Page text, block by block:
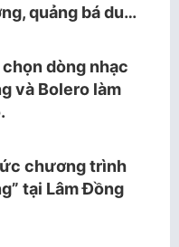
quảng bá du…
dòng nhạc
và Bolero làm
chương trình
tại Lâm Đồng